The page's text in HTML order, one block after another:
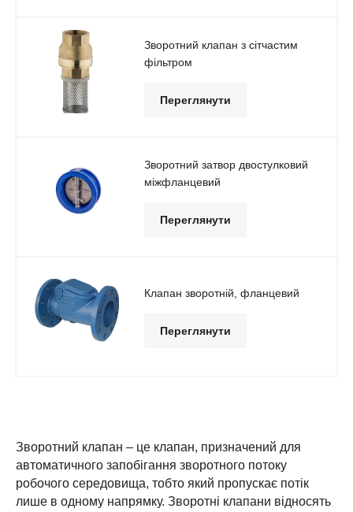
Зворотний клапан з сітчастим
фільтром
Переглянути
Зворотний затвор двостулковий
міжфланцевий
Переглянути
Клапан зворотній, фланцевий
Переглянути
Зворотний клапан – це клапан, призначений для
автоматичного запобігання зворотного потоку
робочого середовища, тобто який пропускає потік
лише в одному напрямку. Зворотні клапани відносять